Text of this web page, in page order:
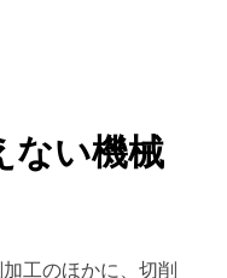
ない機械
工のほかに、切削